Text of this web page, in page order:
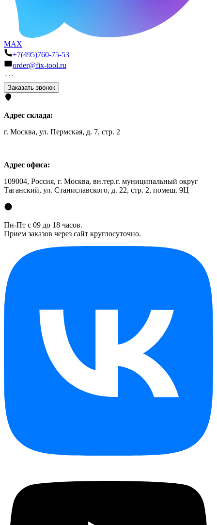
MAX
+7(495)760-75-53
order@fix-tool.ru
Заказать звонок
Адрес склада:
г. Москва, ул. Пермская, д. 7, стр. 2
Адрес офиса:
109004, Россия, г. Москва, вн.тер.г. муниципальный округ
Таганский, ул. Станиславского, д. 22, стр. 2, помещ. 9Ц
Пн-Пт с 09 до 18 часов.
Прием заказов через сайт круглосуточно.